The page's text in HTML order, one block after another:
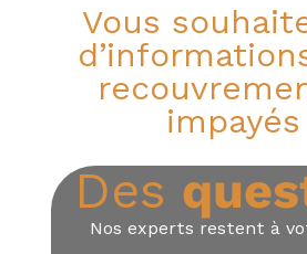
Vous
impayés
Des
Nos experts restent à